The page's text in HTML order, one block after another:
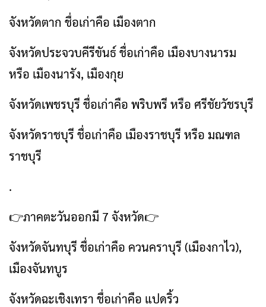
จังหวัดตาก ชื่อเก่าคือ เมืองตาก
จังหวัดประจวบคีรีขันธ์ ชื่อเก่าคือ เมืองบางนารม
หรือ เมืองนารัง, เมืองกุย
จังหวัดเพชรบุรี ชื่อเก่าคือ พริบพรี หรือ ศรีชัยวัชรบุรี
จังหวัดราชบุรี ชื่อเก่าคือ เมืองราชบุรี หรือ มณฑล
ราชบุรี
.
👉ภาคตะวันออกมี 7 จังหวัด👉
จังหวัดจันทบุรี ชื่อเก่าคือ ควนคราบุรี (เมืองกาไว),
เมืองจันทบูร
จังหวัดฉะเชิงเทรา ชื่อเก่าคือ แปดริ้ว